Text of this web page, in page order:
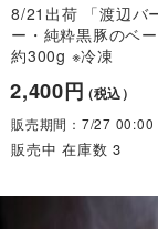
8/21出荷 「渡辺バ
ー・純粋黒豚のベ
約300g ※冷凍
2,400円（税込）
販売期間：7/27 00:00
販売中 在庫数 3